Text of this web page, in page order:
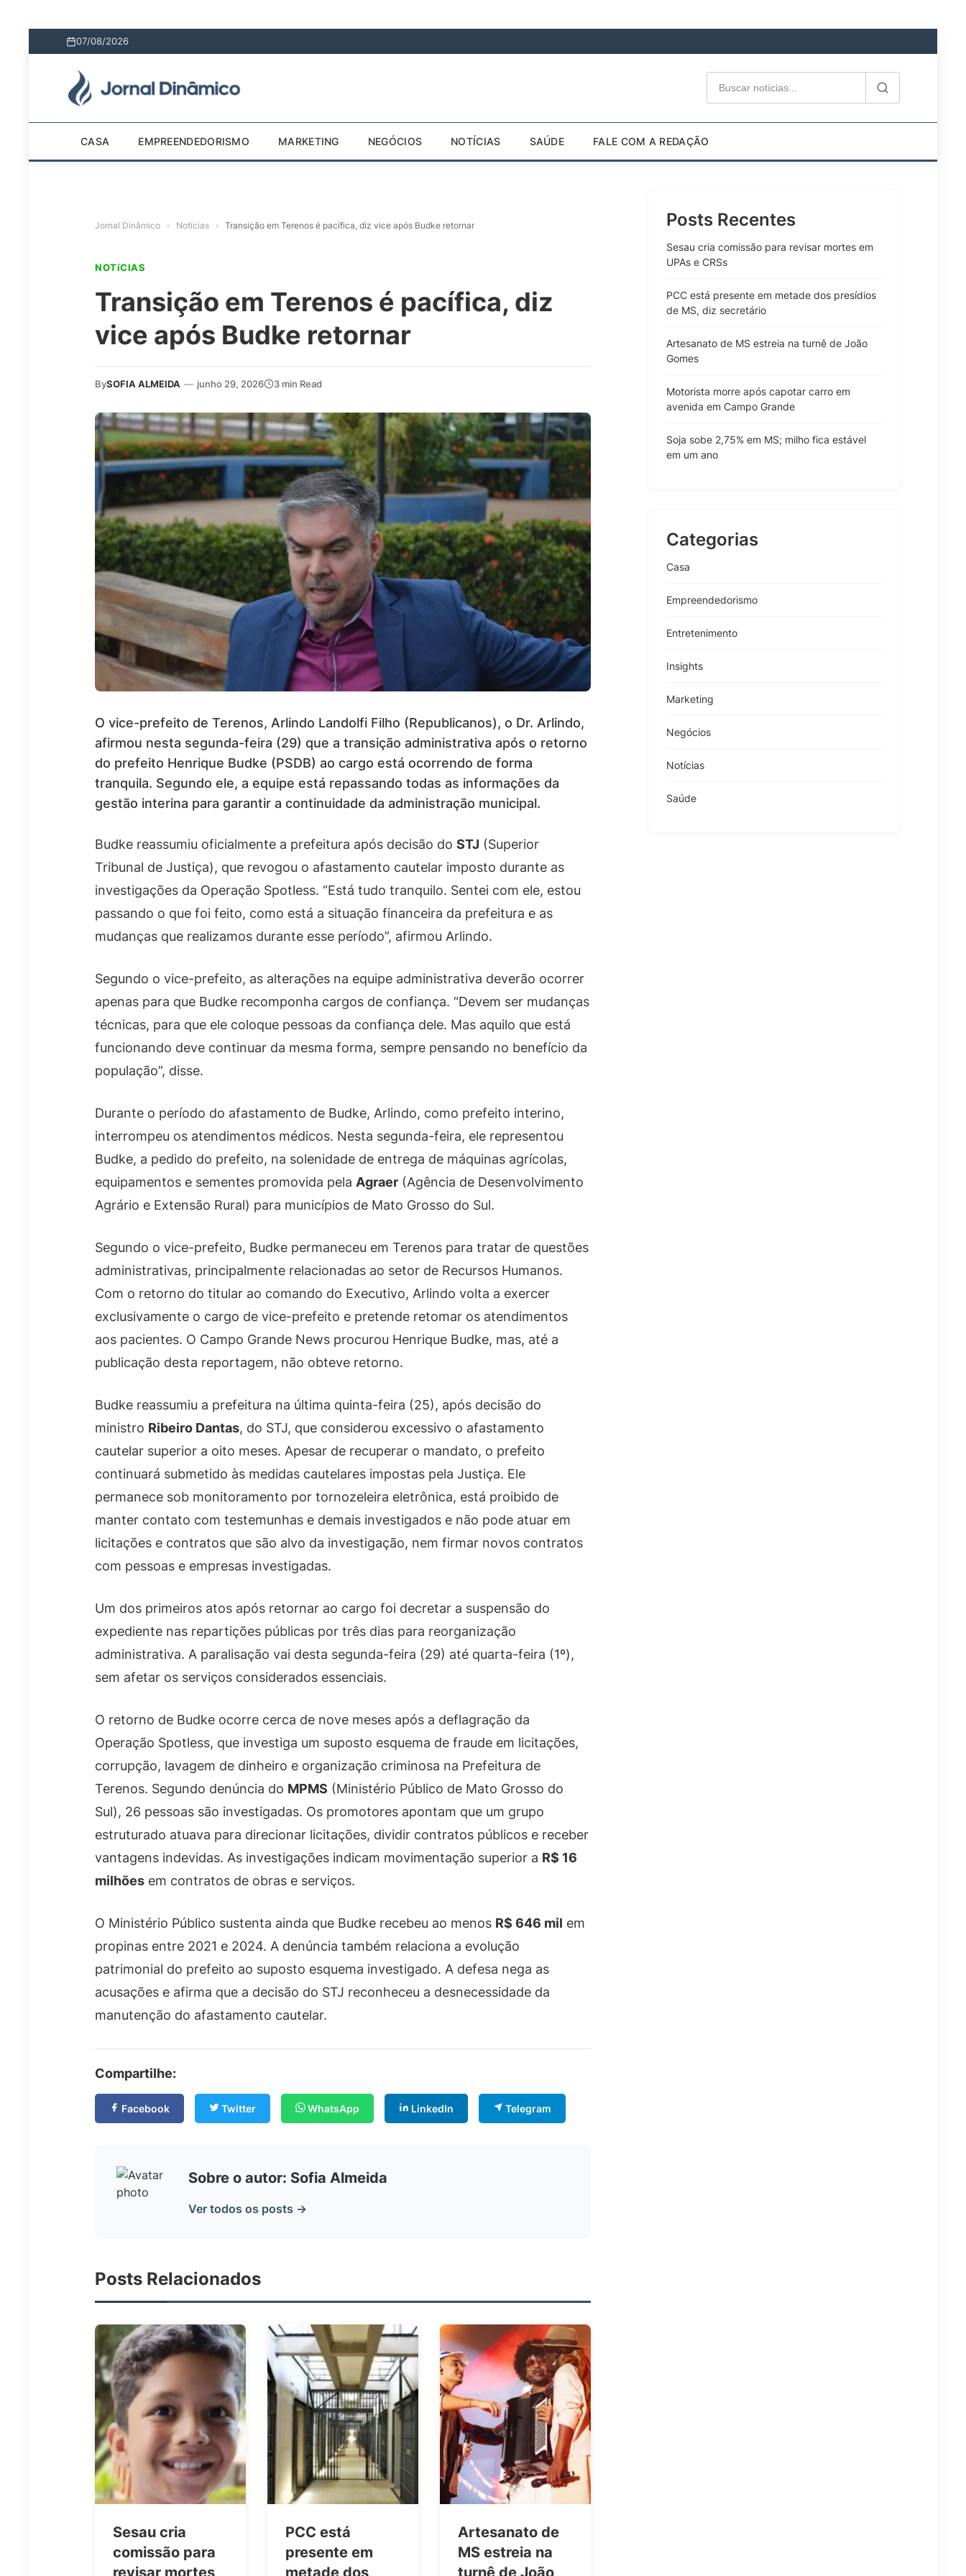
07/08/2026
CASA EMPREENDEDORISMO MARKETING NEGÓCIOS NOTÍCIAS SAÚDE FALE COM A REDAÇÃO
Jornal Dinâmico » Notícias » Transição em Terenos é pacífica, diz vice após Budke retornar
NOTíCIAS
Transição em Terenos é pacífica, diz
vice após Budke retornar
BySOFIA ALMEIDA — junho 29, 2026 3 min Read
O vice-prefeito de Terenos, Arlindo Landolfi Filho (Republicanos), o Dr. Arlindo,
afirmou nesta segunda-feira (29) que a transição administrativa após o retorno
do prefeito Henrique Budke (PSDB) ao cargo está ocorrendo de forma
tranquila. Segundo ele, a equipe está repassando todas as informações da
gestão interina para garantir a continuidade da administração municipal.
Budke reassumiu oficialmente a prefeitura após decisão do STJ (Superior
Tribunal de Justiça), que revogou o afastamento cautelar imposto durante as
investigações da Operação Spotless. “Está tudo tranquilo. Sentei com ele, estou
passando o que foi feito, como está a situação financeira da prefeitura e as
mudanças que realizamos durante esse período”, afirmou Arlindo.
Segundo o vice-prefeito, as alterações na equipe administrativa deverão ocorrer
apenas para que Budke recomponha cargos de confiança. “Devem ser mudanças
técnicas, para que ele coloque pessoas da confiança dele. Mas aquilo que está
funcionando deve continuar da mesma forma, sempre pensando no benefício da
população”, disse.
Durante o período do afastamento de Budke, Arlindo, como prefeito interino,
interrompeu os atendimentos médicos. Nesta segunda-feira, ele representou
Budke, a pedido do prefeito, na solenidade de entrega de máquinas agrícolas,
equipamentos e sementes promovida pela Agraer (Agência de Desenvolvimento
Agrário e Extensão Rural) para municípios de Mato Grosso do Sul.
Segundo o vice-prefeito, Budke permaneceu em Terenos para tratar de questões
administrativas, principalmente relacionadas ao setor de Recursos Humanos.
Com o retorno do titular ao comando do Executivo, Arlindo volta a exercer
exclusivamente o cargo de vice-prefeito e pretende retomar os atendimentos
aos pacientes. O Campo Grande News procurou Henrique Budke, mas, até a
publicação desta reportagem, não obteve retorno.
Budke reassumiu a prefeitura na última quinta-feira (25), após decisão do
ministro Ribeiro Dantas, do STJ, que considerou excessivo o afastamento
cautelar superior a oito meses. Apesar de recuperar o mandato, o prefeito
continuará submetido às medidas cautelares impostas pela Justiça. Ele
permanece sob monitoramento por tornozeleira eletrônica, está proibido de
manter contato com testemunhas e demais investigados e não pode atuar em
licitações e contratos que são alvo da investigação, nem firmar novos contratos
com pessoas e empresas investigadas.
Um dos primeiros atos após retornar ao cargo foi decretar a suspensão do
expediente nas repartições públicas por três dias para reorganização
administrativa. A paralisação vai desta segunda-feira (29) até quarta-feira (1º),
sem afetar os serviços considerados essenciais.
O retorno de Budke ocorre cerca de nove meses após a deflagração da
Operação Spotless, que investiga um suposto esquema de fraude em licitações,
corrupção, lavagem de dinheiro e organização criminosa na Prefeitura de
Terenos. Segundo denúncia do MPMS (Ministério Público de Mato Grosso do
Sul), 26 pessoas são investigadas. Os promotores apontam que um grupo
estruturado atuava para direcionar licitações, dividir contratos públicos e receber
vantagens indevidas. As investigações indicam movimentação superior a R$ 16
milhões em contratos de obras e serviços.
O Ministério Público sustenta ainda que Budke recebeu ao menos R$ 646 mil em
propinas entre 2021 e 2024. A denúncia também relaciona a evolução
patrimonial do prefeito ao suposto esquema investigado. A defesa nega as
acusações e afirma que a decisão do STJ reconheceu a desnecessidade da
manutenção do afastamento cautelar.
Compartilhe:
Facebook Twitter WhatsApp LinkedIn Telegram
Sobre o autor: Sofia Almeida
Ver todos os posts →
Posts Relacionados
Sesau cria
comissão para
revisar mortes
PCC está
presente em
metade dos
Artesanato de
MS estreia na
turnê de João
Posts Recentes
Sesau cria comissão para revisar mortes em
UPAs e CRSs
PCC está presente em metade dos presídios
de MS, diz secretário
Artesanato de MS estreia na turnê de João
Gomes
Motorista morre após capotar carro em
avenida em Campo Grande
Soja sobe 2,75% em MS; milho fica estável
em um ano
Categorias
Casa
Empreendedorismo
Entretenimento
Insights
Marketing
Negócios
Notícias
Saúde